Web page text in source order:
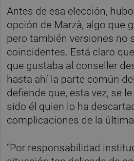
Antes de esa elección,
opción de Marzà, algo que
pero también versiones no
coincidentes. Está claro
que gustaba al conseller
hasta ahí la parte común
defiende que, esta vez, se
sido él quien lo ha
complicaciones de la
“Por responsabilidad